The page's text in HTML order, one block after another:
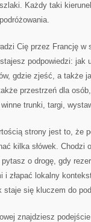
Każdy taki
Cię przez Francję
podpowiedzi: jak
gdzie zjeść, a także
przestrzeń dla
trunki, targi,
strony jest to, że
kilka słówek. Chodzi
o drogę, gdy
i złapać lokalny
staje się kluczem do
znajdziesz